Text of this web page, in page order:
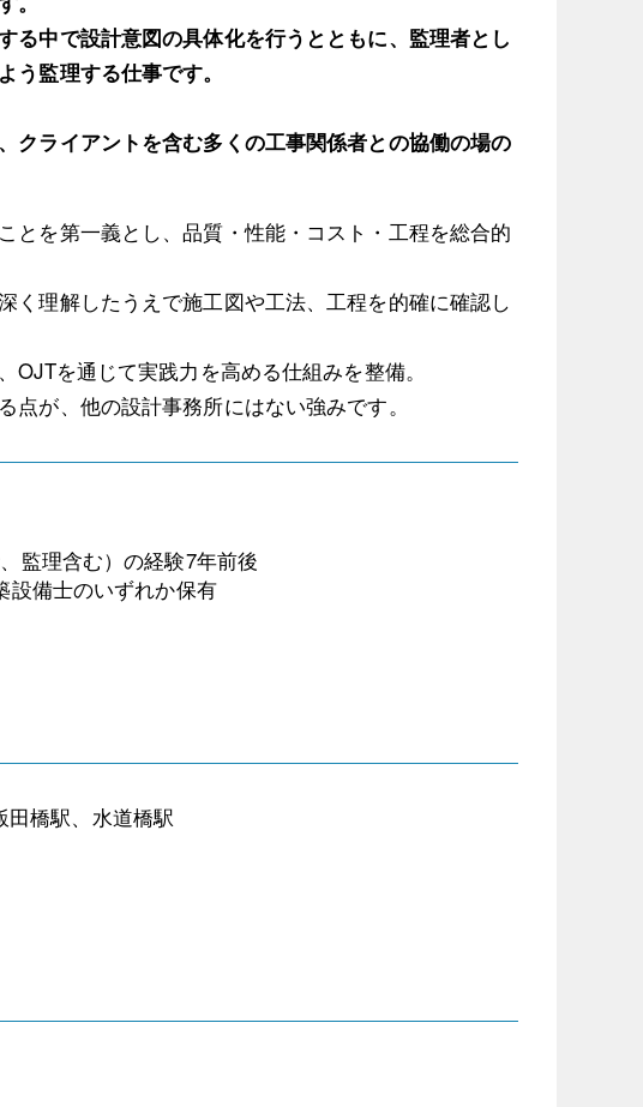
中で設計意図の具体化を行うとともに、監理者とし
監理する仕事です。
クライアントを含む多くの工事関係者との協働の場の
とを第一義とし、品質・性能・コスト・工程を総合的
理解したうえで施工図や工法、工程を的確に確認し
を通じて実践力を高める仕組みを整備。
が、他の設計事務所にはない強みです。
監理含む）の経験7年前後
設備士のいずれか保有
田橋駅、水道橋駅